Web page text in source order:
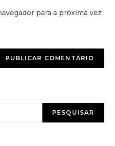
para a próxima vez
PESQUISAR